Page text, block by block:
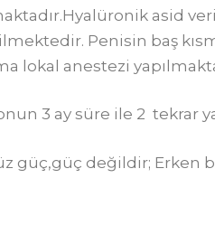
asid
Penisin baş
lokal anestezi
3 ay süre ile 2 tekrar
güç,güç değildir;